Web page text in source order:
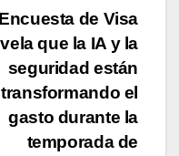
Encuesta de Visa
que la IA y la
seguridad están
transformando el
gasto durante la
temporada de